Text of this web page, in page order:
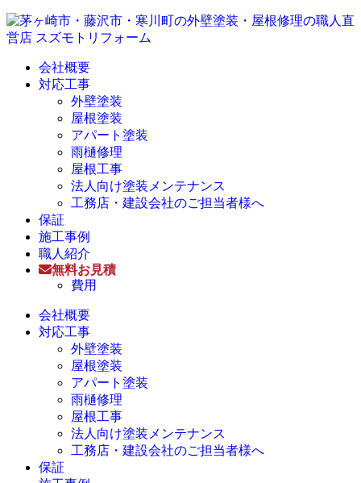
会社概要
対応工事
外壁塗装
屋根塗装
アパート塗装
雨樋修理
屋根工事
法人向け塗装メンテナンス
工務店・建設会社のご担当者様へ
保証
施工事例
職人紹介
無料お見積
費用
会社概要
対応工事
外壁塗装
屋根塗装
アパート塗装
雨樋修理
屋根工事
法人向け塗装メンテナンス
工務店・建設会社のご担当者様へ
保証